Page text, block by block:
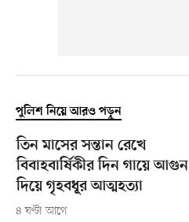
পুলিশ নিয়ে আরও পড়ুন
তিন মাসের সন্তান রেখে
বিবাহবার্ষিকীর দিন গায়ে আগুন
দিয়ে গৃহবধূর আত্মহত্যা
৪ ঘণ্টা আগে